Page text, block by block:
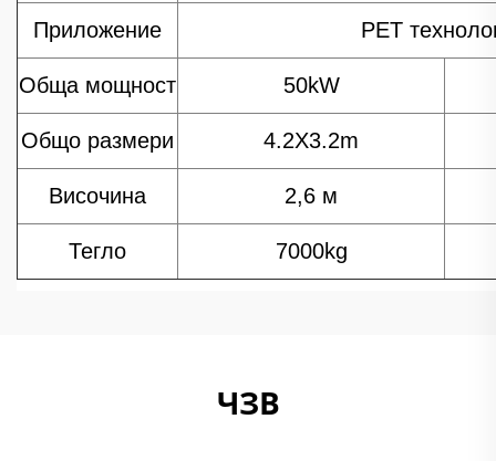
Приложение
PET
Обща мощност 50kW
Общо размери 4.2X3.2m
Височина 2,6 м
Тегло 7000kg
ЧЗВ